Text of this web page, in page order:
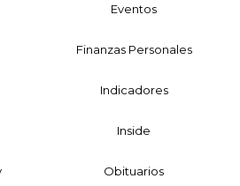
Eventos
Finanzas Personales
Indicadores
Inside
Obituarios